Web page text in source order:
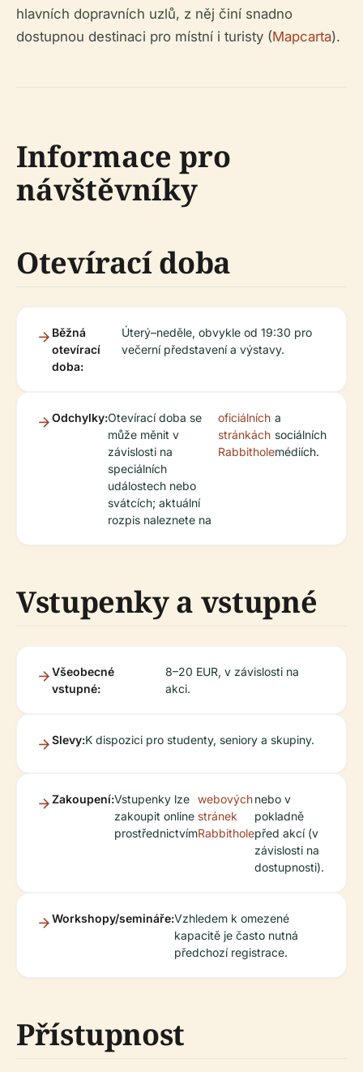
hlavních dopravních uzlů, z něj činí snadno
dostupnou destinaci pro místní i turisty (Mapcarta).
Informace pro
návštěvníky
Otevírací doba
Běžná
otevírací
doba:
Úterý–neděle, obvykle od 19:30 pro
večerní představení a výstavy.
Odchylky:Otevírací doba se
může měnit v
závislosti na
speciálních
událostech nebo
svátcích; aktuální
rozpis naleznete na
oficiálních
stránkách
Rabbithole
a
sociálních
médiích.
Vstupenky a vstupné
Všeobecné
vstupné:
8–20 EUR, v závislosti na
akci.
Slevy:K dispozici pro studenty, seniory a skupiny.
Zakoupení:Vstupenky lze
zakoupit online
prostřednictvím
webových
stránek
Rabbithole
nebo v
pokladně
před akcí (v
závislosti na
dostupnosti).
Workshopy/semináře:Vzhledem k omezené
kapacitě je často nutná
předchozí registrace.
Přístupnost